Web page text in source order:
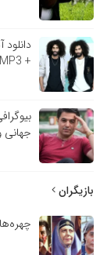
+ MP3 با کیفیت بالا)
جهانی
بازیگران